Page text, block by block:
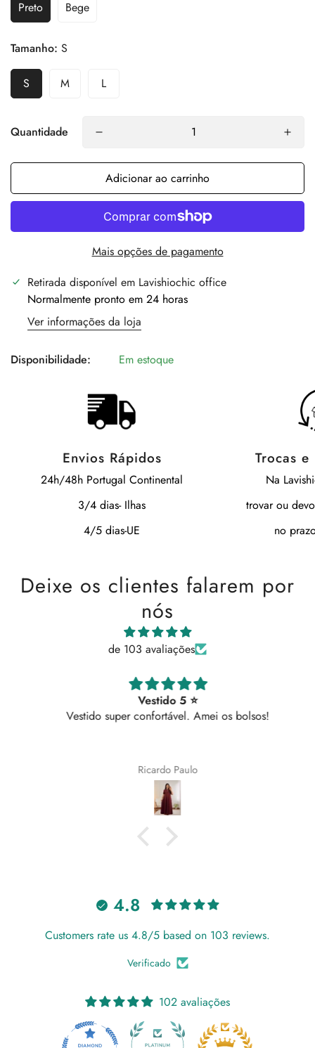
Preto Bege
Tamanho: S
S M L
Quantidade
Adicionar ao carrinho
Mais opções de pagamento
Retirada disponível em Lavishiochic office
Normalmente pronto em 24 horas
Ver informações da loja
Disponibilidade: Em estoque
Envios Rápidos
24h/48h Portugal Continental
3/4 dias- Ilhas
4/5 dias-UE
Trocas
Na
trovar ou
no
Deixe os clientes falarem por
nós
de 103 avaliações
Vestido 5 ⭐
Vestido super confortável. Amei os bolsos!
Ricardo Paulo
4.8
Customers rate us 4.8/5 based on 103 reviews.
Verificado
102 avaliações